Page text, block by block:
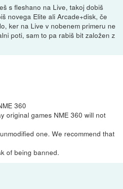
s fleshano na Live, takoj dobiš
novega Elite ali Arcade+disk, če
ker na Live v nobenem primeru ne
poti, sam to pa rabiš bit založen z
360
original games NME 360 will not
one. We recommend that
of being banned.